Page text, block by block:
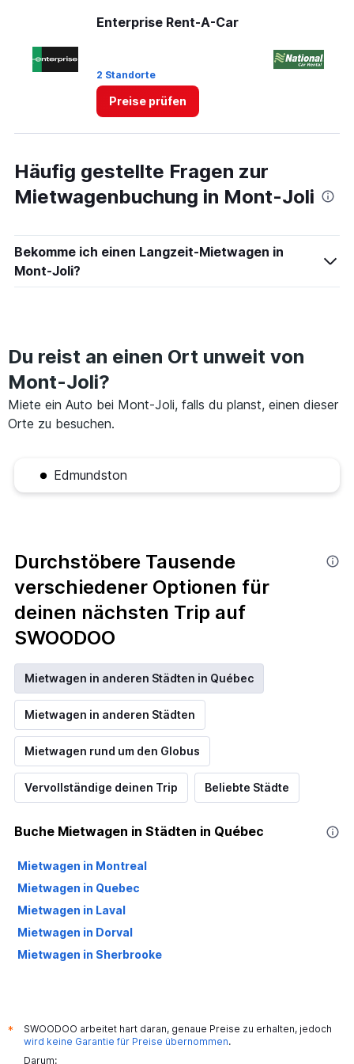
to
Enterprise Rent-A-Car
2 Standorte
Preise prüfen
Häufig gestellte Fragen zur
Mietwagenbuchung in Mont-Joli
Bekomme ich einen Langzeit-Mietwagen in
Mont-Joli?
Du reist an einen Ort unweit von
Mont-Joli?
Miete ein Auto bei Mont-Joli, falls du planst, einen dieser
Orte zu besuchen.
Edmundston
Durchstöbere Tausende
verschiedener Optionen für
deinen nächsten Trip auf
SWOODOO
Mietwagen in anderen Städten in Québec
Mietwagen in anderen Städten
Mietwagen rund um den Globus
Vervollständige deinen Trip Beliebte Städte
Buche Mietwagen in Städten in Québec
Mietwagen in Montreal
Mietwagen in Quebec
Mietwagen in Laval
Mietwagen in Dorval
Mietwagen in Sherbrooke
*
SWOODOO arbeitet hart daran, genaue Preise zu erhalten, jedoch
wird keine Garantie für Preise übernommen.
Darum: